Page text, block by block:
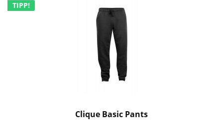
TIPP!
Clique Basic Pants